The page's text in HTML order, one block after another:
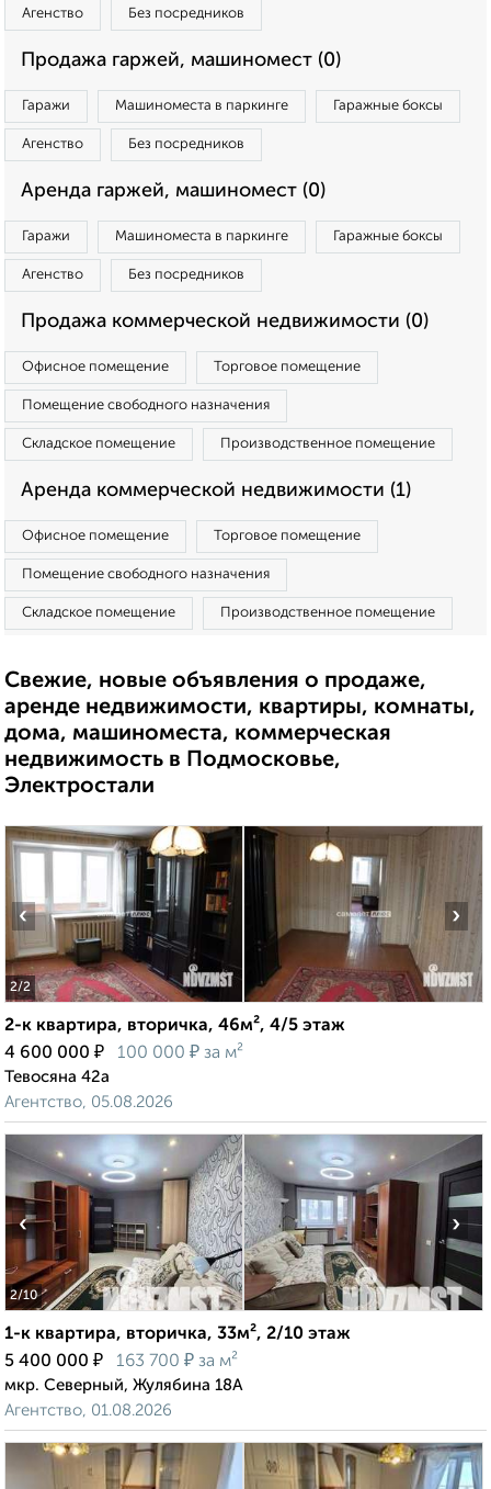
Агенство Без посредников
Продажа гаржей, машиномест (0)
Гаражи Машиноместа в паркинге Гаражные боксы
Агенство Без посредников
Аренда гаржей, машиномест (0)
Гаражи Машиноместа в паркинге Гаражные боксы
Агенство Без посредников
Продажа коммерческой недвижимости (0)
Офисное помещение Торговое помещение
Помещение свободного назначения
Складское помещение Производственное помещение
Аренда коммерческой недвижимости (1)
Офисное помещение Торговое помещение
Помещение свободного назначения
Складское помещение Производственное помещение
Свежие, новые объявления о продаже,
аренде недвижимости, квартиры, комнаты,
дома, машиноместа, коммерческая
недвижимость в Подмосковье,
Электростали
2/2
‹ ›
2-к квартира, вторичка, 46м², 4/5 этаж
4 600 000 ₽ 100 000 ₽ за м²
Тевосяна 42а
Агентство, 05.08.2026
2/10
‹ ›
1-к квартира, вторичка, 33м², 2/10 этаж
5 400 000 ₽ 163 700 ₽ за м²
мкр. Северный, Жулябина 18А
Агентство, 01.08.2026